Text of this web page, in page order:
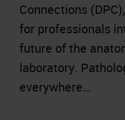
Connections
for professionals
future of the
laboratory.
everywhere…